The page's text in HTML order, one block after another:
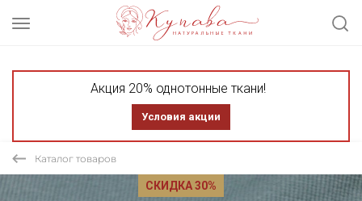
Акция 20% однотонные ткани!
Условия акции
Каталог товаров
СКИДКА 30%